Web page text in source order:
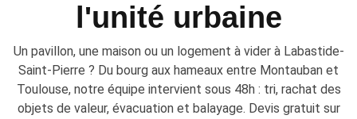
l'unité urbaine
Un pavillon, une maison ou un logement à vider à Labastide-
Saint-Pierre ? Du bourg aux hameaux entre Montauban et
Toulouse, notre équipe intervient sous 48h : tri, rachat des
objets de valeur, évacuation et balayage. Devis gratuit sur